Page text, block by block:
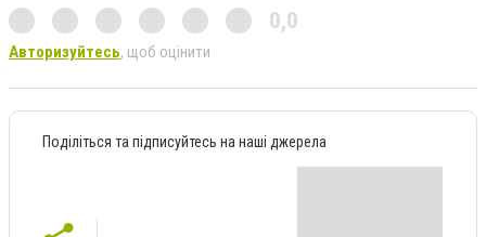
0,0
Авторизуйтесь, щоб оцінити
Поділіться та підписуйтесь на наші джерела